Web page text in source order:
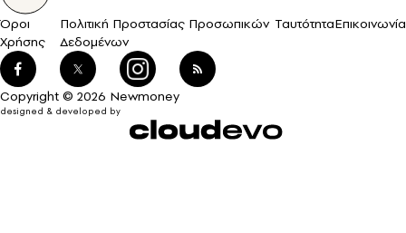
Όροι
Χρήσης
Πολιτική Προστασίας Προσωπικών
Δεδομένων
ΤαυτότηταΕπικοινωνία
Copyright © 2026 Newmoney
designed & developed by